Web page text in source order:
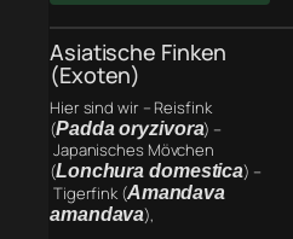
Asiatische Finken
(Exoten)
Hier sind wir – Reisfink
(Padda oryzivora) –
Japanisches Mövchen
(Lonchura domestica) –
Tigerfink (Amandava
amandava),